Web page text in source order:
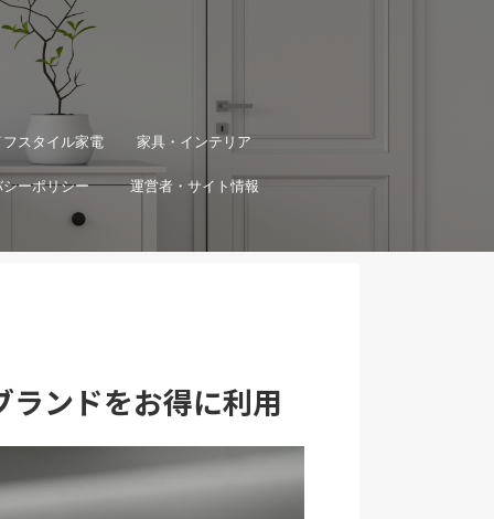
スタイル家電 家具・インテリア
ーポリシー 運営者・サイト情報
ンドをお得に利用